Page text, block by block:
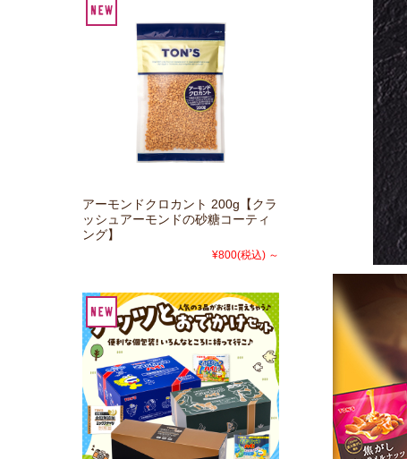
アーモンドクロカント 200g【クラ
ッシュアーモンドの砂糖コーティ
ング】
¥800(税込) ～